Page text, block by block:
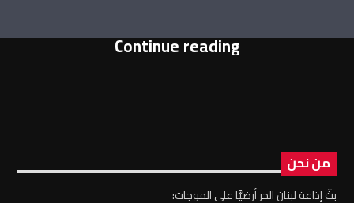
Continue reading
من نحن
بثّ إذاعة لبنان الحر أرضيًّا على الموجات: